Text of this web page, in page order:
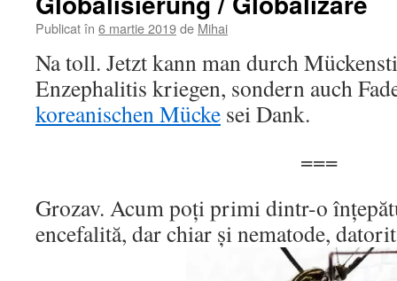
Publicat în 6 martie 2019de Mihai
Na toll. Jetzt kann man durch
Enzephalitis kriegen, sondern auch
koreanischen Mücke sei Dank.
===
Grozav. Acum poţi primi dintr-o
encefalită, dar chiar şi nematode,